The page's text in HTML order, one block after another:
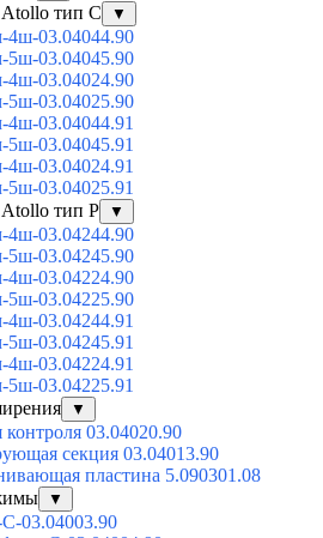
тип С ▼
4ш-03.04044.90
5ш-03.04045.90
4ш-03.04024.90
5ш-03.04025.90
4ш-03.04044.91
5ш-03.04045.91
4ш-03.04024.91
5ш-03.04025.91
тип Р
▼
4ш-03.04244.90
5ш-03.04245.90
4ш-03.04224.90
5ш-03.04225.90
4ш-03.04244.91
5ш-03.04245.91
4ш-03.04224.91
5ш-03.04225.91
▼
03.04020.90
секция 03.04013.90
пластина 5.090301.08
▼
03.04003.90